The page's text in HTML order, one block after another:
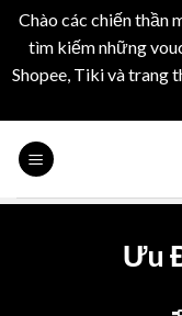
Chào các chiến thần
tìm kiếm những
Shopee, Tiki và trang
Ưu